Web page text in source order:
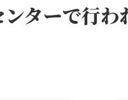
ターで行わ